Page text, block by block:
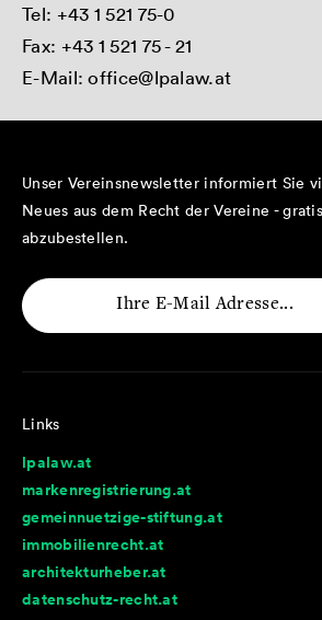
Tel: +43 1 521 75-0
Fax: +43 1 521 75 - 21
E-Mail:office@lpalaw.at
Unser Vereinsnewsletter informiert Sie
Neues aus dem Recht der Vereine -
abzubestellen.
Links
lpalaw.at
markenregistrierung.at
gemeinnuetzige-stiftung.at
immobilienrecht.at
architekturheber.at
datenschutz-recht.at